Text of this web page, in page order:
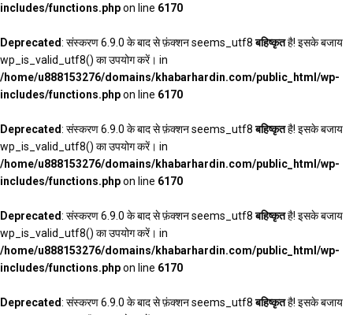
includes/functions.phpon line 6170
Deprecated: संस्करण 6.9.0 के बाद से फ़ंक्शन seems_utf8बहिष्कृतहै! इसके बजाय
wp_is_valid_utf8() का उपयोग करें। in
/home/u888153276/domains/khabarhardin.com/public_html/wp-
includes/functions.phpon line 6170
Deprecated: संस्करण 6.9.0 के बाद से फ़ंक्शन seems_utf8बहिष्कृतहै! इसके बजाय
wp_is_valid_utf8() का उपयोग करें। in
/home/u888153276/domains/khabarhardin.com/public_html/wp-
includes/functions.phpon line 6170
Deprecated: संस्करण 6.9.0 के बाद से फ़ंक्शन seems_utf8बहिष्कृतहै! इसके बजाय
wp_is_valid_utf8() का उपयोग करें। in
/home/u888153276/domains/khabarhardin.com/public_html/wp-
includes/functions.phpon line 6170
Deprecated: संस्करण 6.9.0 के बाद से फ़ंक्शन seems_utf8बहिष्कृतहै! इसके बजाय